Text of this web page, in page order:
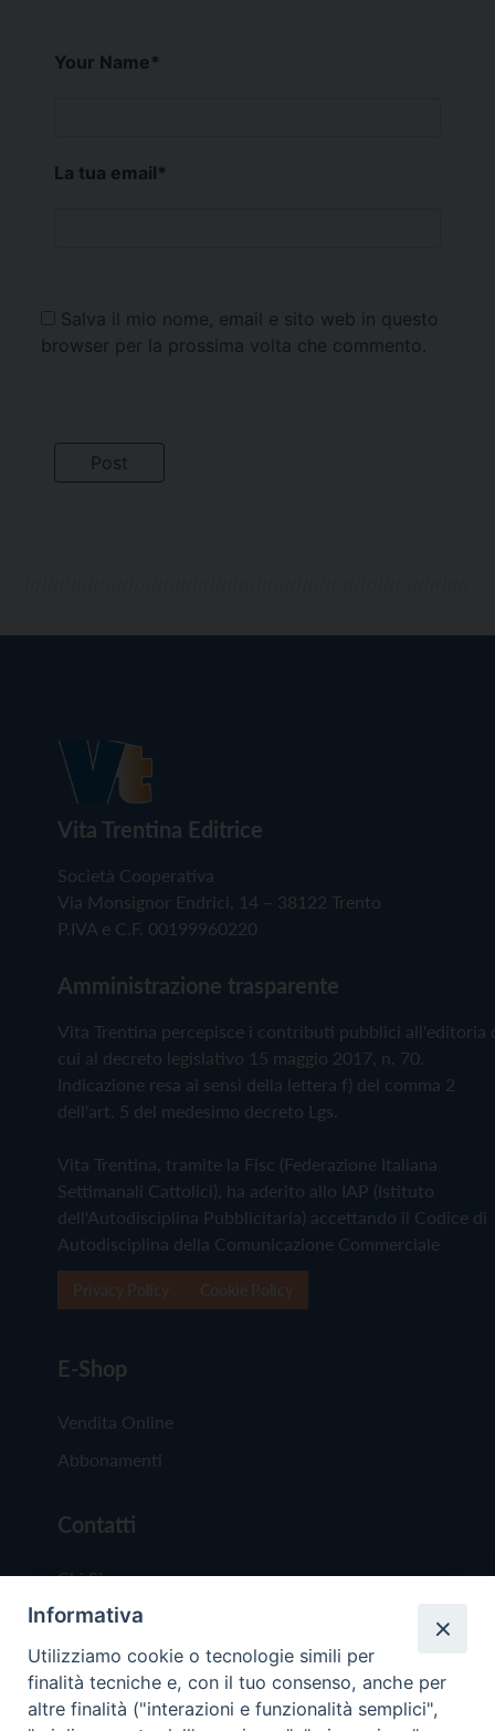
Your Name*
La tua email*
Salva il mio nome, email e sito web in questo
browser per la prossima volta che commento.
Vita Trentina Editrice
Società Cooperativa
Via Monsignor Endrici, 14 – 38122 Trento
P.IVA e C.F. 00199960220
Amministrazione trasparente
Vita Trentina percepisce i contributi pubblici all'editoria
cui al decreto legislativo 15 maggio 2017, n. 70.
Indicazione resa ai sensi della lettera f) del comma 2
dell'art. 5 del medesimo decreto Lgs.
Vita Trentina, tramite la Fisc (Federazione Italiana
Settimanali Cattolici), ha aderito allo IAP (Istituto
dell'Autodisciplina Pubblicitaria) accettando il Codice di
Autodisciplina della Comunicazione Commerciale
E-Shop
Vendita Online
Abbonamenti
Contatti
Chi Siamo
Redazione
Scrivici
Informativa
Utilizziamo cookie o tecnologie simili per
finalità tecniche e, con il tuo consenso, anche per
altre finalità ("interazioni e funzionalità semplici",